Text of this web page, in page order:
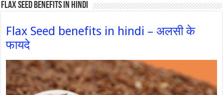
Flax Seed Benefits in hindi
Flax Seed benefits in hindi – अलसी के
फायदे